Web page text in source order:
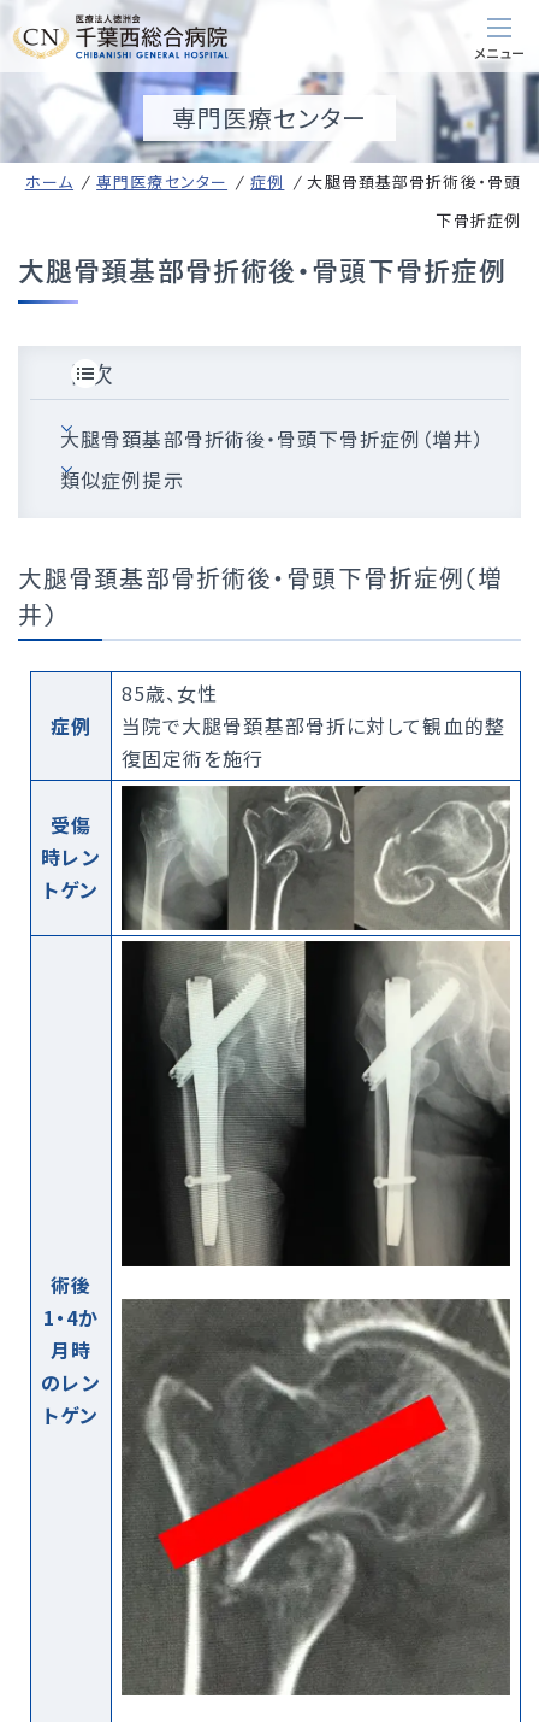
専門医療センター
ホーム 専門医療センター 症例
大腿骨頚基部骨折術後・骨頭
下骨折症例
大腿骨頚基部骨折術後・骨頭下骨折症例
目次
大腿骨頚基部骨折術後・骨頭下骨折症例（増井）
類似症例提示
大腿骨頚基部骨折術後・骨頭下骨折症例（増
井）
症例
85歳、女性
当院で大腿骨頚基部骨折に対して観血的整
復固定術を施行
受傷
時レン
トゲン
術後
1・4か
月時
のレン
トゲン